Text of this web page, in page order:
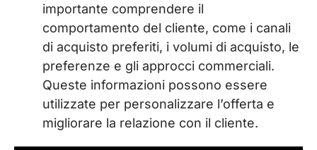
importante comprendere il
comportamento del cliente, come i canali
di acquisto preferiti, i volumi di acquisto, le
preferenze e gli approcci commerciali.
Queste informazioni possono essere
utilizzate per personalizzare l’offerta e
migliorare la relazione con il cliente.